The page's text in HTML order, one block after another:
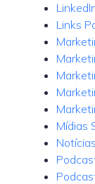
Links
Mídias
Notícias